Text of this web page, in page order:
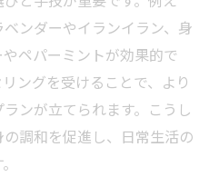
ンダーやイランイラン、身
ペパーミントが効果的で
ングを受けることで、より
ンが立てられます。こうし
調和を促進し、日常生活の